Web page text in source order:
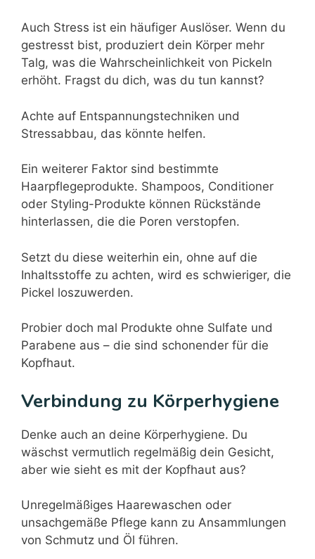
Auch Stress ist ein häufiger Auslöser. Wenn du
gestresst bist, produziert dein Körper mehr
Talg, was die Wahrscheinlichkeit von Pickeln
erhöht. Fragst du dich, was du tun kannst?
Achte auf Entspannungstechniken und
Stressabbau, das könnte helfen.
Ein weiterer Faktor sind bestimmte
Haarpflegeprodukte. Shampoos, Conditioner
oder Styling-Produkte können Rückstände
hinterlassen, die die Poren verstopfen.
Setzt du diese weiterhin ein, ohne auf die
Inhaltsstoffe zu achten, wird es schwieriger, die
Pickel loszuwerden.
Probier doch mal Produkte ohne Sulfate und
Parabene aus – die sind schonender für die
Kopfhaut.
Verbindung zu Körperhygiene
Denke auch an deine Körperhygiene. Du
wäschst vermutlich regelmäßig dein Gesicht,
aber wie sieht es mit der Kopfhaut aus?
Unregelmäßiges Haarewaschen oder
unsachgemäße Pflege kann zu Ansammlungen
von Schmutz und Öl führen.